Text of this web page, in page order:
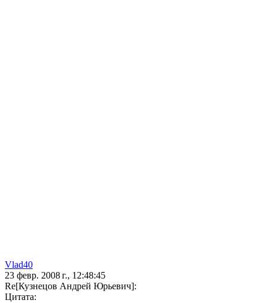
Vlad40
23 февр. 2008 г., 12:48:45
Re[Кузнецов Андрей Юрьевич]:
Цитата: